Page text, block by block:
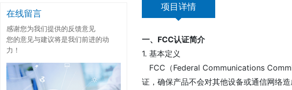
在线留言
感谢您为我们提供的反馈意见
您的意见与建议将是我们前进的动
力！
项目详情
一、FCC认证简介
1. 基本定义
FCC（Federal Communications
证，确保产品不会对其他设备或通信网络